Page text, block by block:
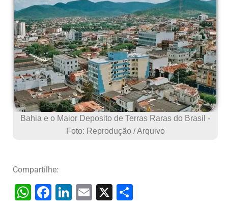
Bahia e o Maior Deposito de Terras Raras do Brasil -
Foto: Reprodução / Arquivo
Compartilhe:
W F
Li
E
X